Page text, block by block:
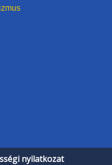
nyilatkozat